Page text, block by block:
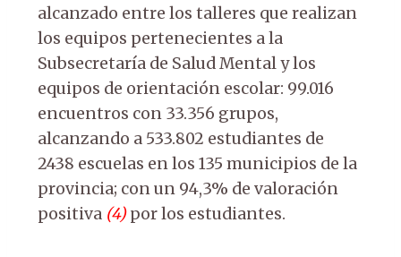
alcanzado entre los talleres que realizan
los equipos pertenecientes a la
Subsecretaría de Salud Mental y los
equipos de orientación escolar: 99.016
encuentros con 33.356 grupos,
alcanzando a 533.802 estudiantes de
2438 escuelas en los 135 municipios de la
provincia; con un 94,3% de valoración
positiva (4) por los estudiantes.